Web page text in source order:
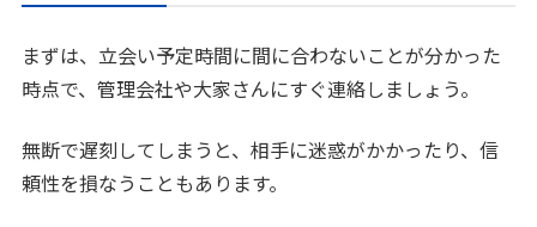
まずは、立会い予定時間に間に合わないことが分かった
時点で、管理会社や大家さんにすぐ連絡しましょう。
無断で遅刻してしまうと、相手に迷惑がかかったり、信
頼性を損なうこともあります。